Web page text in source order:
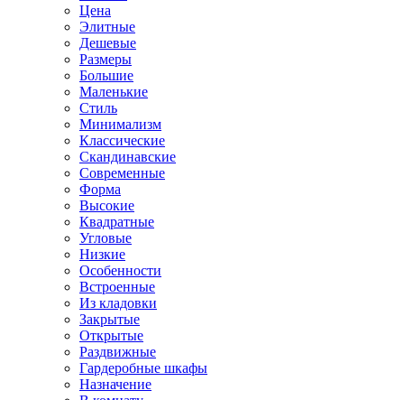
Цена
Элитные
Дешевые
Размеры
Большие
Маленькие
Стиль
Минимализм
Классические
Скандинавские
Современные
Форма
Высокие
Квадратные
Угловые
Низкие
Особенности
Встроенные
Из кладовки
Закрытые
Открытые
Раздвижные
Гардеробные шкафы
Назначение